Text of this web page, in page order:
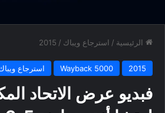
الرئيسية / استرجاع ويباك /
2015
2015
Wayback 5000 استرجاع
فبديو عرض الاتحاد